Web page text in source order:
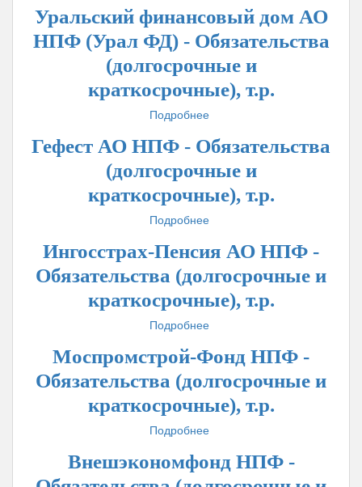
краткосрочные),
т.р.
Дон
НПФ
-
Обязательства
(долгосрочные
и
краткосрочные),
Уральский финансовый дом АО
НПФ (Урал ФД) - Обязательства
(долгосрочные и
краткосрочные), т.р.
Подробнеео
финансовый
АО
НПФ
Обязательства
(долгосрочные
краткосрочные),
т.р.
Гефест АО НПФ - Обязательства
(долгосрочные и
краткосрочные), т.р.
Подробнеео
АО
-
Обязательства
краткосрочные),
т.р.
Ингосстрах-Пенсия АО НПФ -
Обязательства (долгосрочные и
краткосрочные), т.р.
Подробнеео
Пенсия
НПФ
-
краткосрочные),
Моспромстрой-Фонд НПФ -
Обязательства (долгосрочные и
краткосрочные), т.р.
Подробнеео
Фонд
Внешэкономфонд НПФ -